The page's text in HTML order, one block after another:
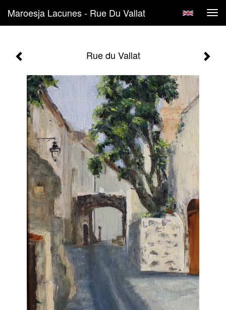
Maroesja Lacunes - Rue Du Vallat
Rue du Vallat